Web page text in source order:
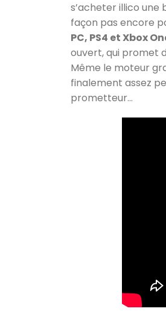
s’acheter illico une
façon pas encore
PC, PS4 et Xbox
ouvert, qui promet
Même le moteur
finalement assez
prometteur…